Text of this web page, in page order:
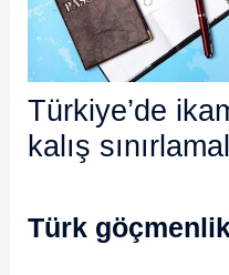
Türkiye’de
kalış
Türk